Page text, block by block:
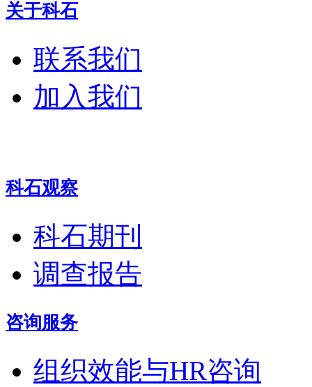
关于科石
联系我们
加入我们
科石观察
科石期刊
调查报告
咨询服务
组织效能与HR咨询